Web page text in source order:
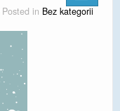
Posted in Bez kategorii